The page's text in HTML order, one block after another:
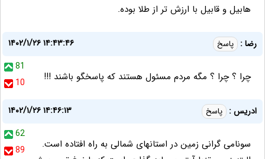
هابیل و قابیل با ارزش تر از طلا بوده.
رضا : پاسخ
۱۴۰۲/۱/۲۶ ۱۴:۴۳:۴۶
81
10
چرا ؟ چرا ؟ مگه مردم مسئول هستند که پاسخگو باشند !!!
ادریس : پاسخ
۱۴۰۲/۱/۲۶ ۱۴:۴۶:۱۳
62
89
سونامی گرانی زمین در استانهای شمالی به راه افتاده است.